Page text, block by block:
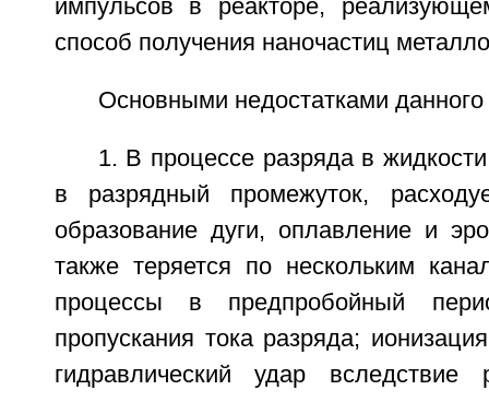
импульсов в реакторе,
способ получения наночастиц
Основными недостатками
1. В процессе разряда в
в разрядный промежуток,
образование дуги, оплавление и
также теряется по нескольким
процессы в предпробойный
пропускания тока разряда;
гидравлический удар вследствие